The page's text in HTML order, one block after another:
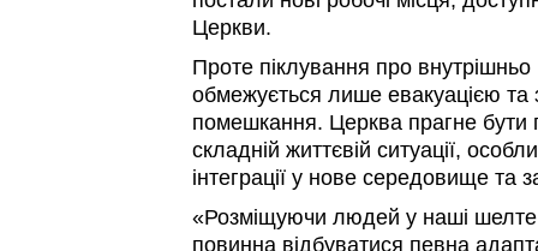
Церкви.
Проте піклування про
обмежується лише евакуацією та
помешкання. Церква прагне бути
складній життєвій ситуації,
інтеграції у нове середовище та
«Розміщуючи людей у наші
повинна відбуватися певна